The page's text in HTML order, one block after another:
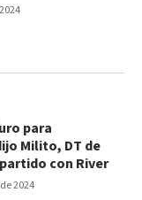
2024
para
Milito, DT de
con River